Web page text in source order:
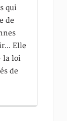
qui
de
Elle
la loi
de